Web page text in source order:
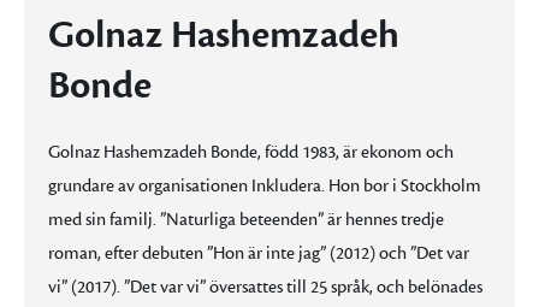
Golnaz Hashemzadeh
Bonde
Golnaz Hashemzadeh Bonde, född 1983, är ekonom och
grundare av organisationen Inkludera. Hon bor i Stockholm
med sin familj. ”Naturliga beteenden” är hennes tredje
roman, efter debuten ”Hon är inte jag” (2012) och ”Det var
vi” (2017). ”Det var vi” översattes till 25 språk, och belönades